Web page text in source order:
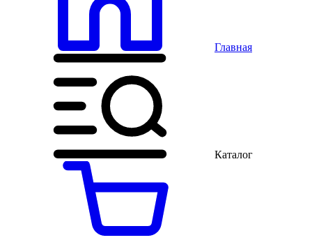
Главная
Каталог